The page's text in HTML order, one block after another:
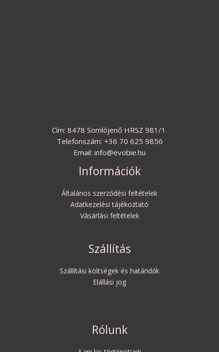
Cím: 8478 Somlójenő HRSZ 981/1.
Telefonszám: +36 70 625 9856
Email: info@evobie.hu
Információk
Általános szerződési feltételek
Adatkezelési tájékoztató
Vásárlási feltételek
Szállítás
Szállítási költségek és határidők
Elállási jog
Rólunk